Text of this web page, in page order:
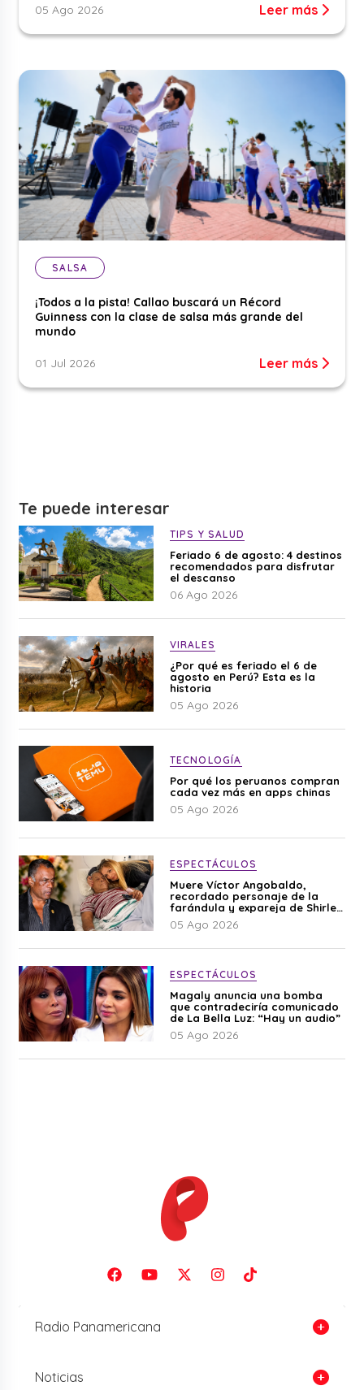
05 Ago 2026 Leer más
SALSA
¡Todos a la pista! Callao buscará un Récord
Guinness con la clase de salsa más grande del
mundo
01 Jul 2026 Leer más
Te puede interesar
TIPS Y SALUD
Feriado 6 de agosto: 4 destinos
recomendados para disfrutar
el descanso
06 Ago 2026
VIRALES
¿Por qué es feriado el 6 de
agosto en Perú? Esta es la
historia
05 Ago 2026
TECNOLOGÍA
Por qué los peruanos compran
cada vez más en apps chinas
05 Ago 2026
ESPECTÁCULOS
Muere Víctor Angobaldo,
recordado personaje de la
farándula y expareja de Shirley
Cherres
05 Ago 2026
ESPECTÁCULOS
Magaly anuncia una bomba
que contradeciría comunicado
de La Bella Luz: “Hay un audio”
05 Ago 2026
Radio Panamericana
Noticias